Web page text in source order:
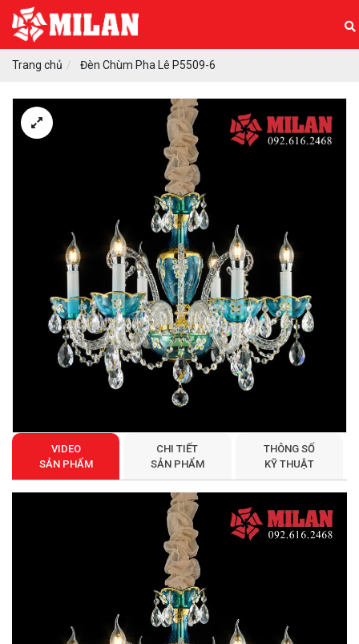
Trang chủ Đèn Chùm Pha Lê P5509-6
VIDEO
SẢN PHẨM
CHI TIẾT
SẢN PHẨM
THÔNG SỐ
KỸ THUẬT